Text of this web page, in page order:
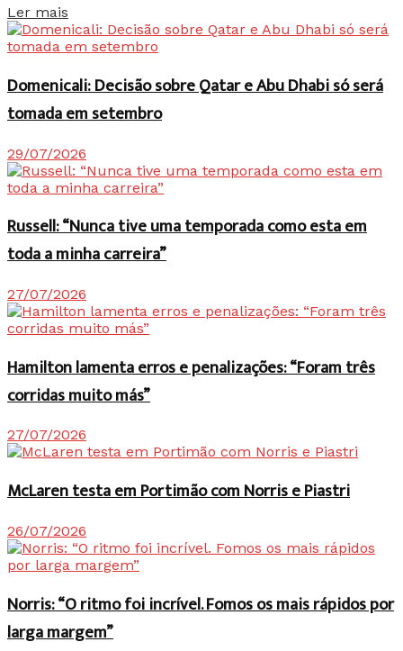
Ler mais
Domenicali: Decisão sobre Qatar e Abu Dhabi só será
tomada em setembro
29/07/2026
Russell: “Nunca tive uma temporada como esta em
toda a minha carreira”
27/07/2026
Hamilton lamenta erros e penalizações: “Foram três
corridas muito más”
27/07/2026
McLaren testa em Portimão com Norris e Piastri
26/07/2026
Norris: “O ritmo foi incrível. Fomos os mais rápidos por
larga margem”